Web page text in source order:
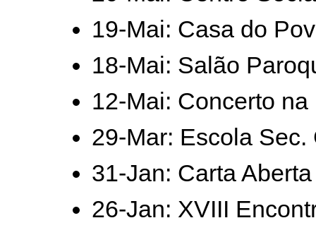
19-Mai: Casa do
18-Mai: Salão
12-Mai: Concerto
29-Mar: Escola
31-Jan: Carta
26-Jan: XVIII